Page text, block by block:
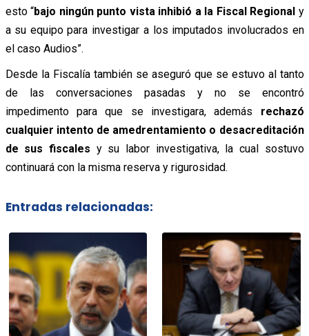
esto “bajo ningún punto vista inhibió a la Fiscal Regional y
a su equipo para investigar a los imputados involucrados en
el caso Audios”.
Desde la Fiscalía también se aseguró que se estuvo al tanto
de las conversaciones pasadas y no se encontró
impedimento para que se investigara, además rechazó
cualquier intento de amedrentamiento o desacreditación
de sus fiscales y su labor investigativa, la cual sostuvo
continuará con la misma reserva y rigurosidad.
Entradas relacionadas: